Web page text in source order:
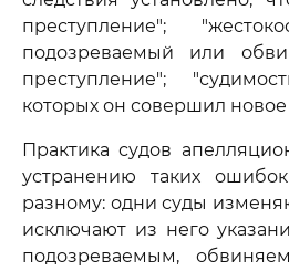
преступление";
подозреваемый или
преступление";
которых он совершил
Практика судов
устранению таких
разному: одни суды
исключают из него
подозреваемым,